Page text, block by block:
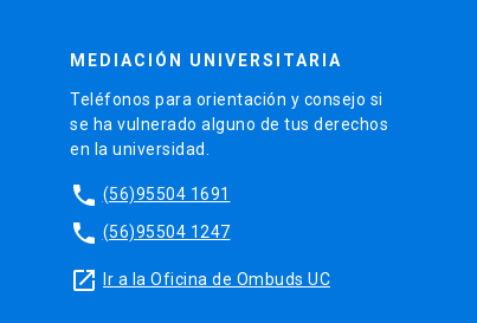
MEDIACIÓN UNIVERSITARIA
Teléfonos para orientación y consejo si
se ha vulnerado alguno de tus derechos
en la universidad.
phone (56)95504 1691
phone (56)95504 1247
launch Ir a la Oficina de Ombuds UC